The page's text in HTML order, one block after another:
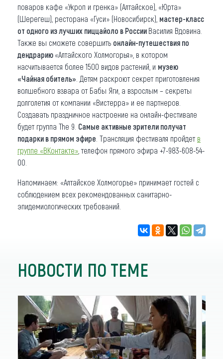
поваров кафе «Укроп и гренка» (Алтайское), «Юрта»
(Шерегеш), ресторана «Гуси» (Новосибирск), мастер-класс
от одного из лучших пиццайоло в России Василия Вдовина.
Также вы сможете совершить онлайн-путешествия по
дендрарию «Алтайского Холмогорья», в котором
насчитывается более 1500 видов растений, и музею
«Чайная обитель» . Детям раскроют секрет приготовления
волшебного взвара от Бабы Яги, а взрослым – секреты
долголетия от компании «Вистерра» и ее партнеров.
Создавать праздничное настроение на онлайн-фестивале
будет группа The 9. Самые активные зрители получат
подарки в прямом эфире . Трансляция фестиваля пройдет в
группе «ВКонтакте» , телефон прямого эфира +7-983-608-54-
00.
Напоминаем: «Алтайское Холмогорье» принимает гостей с
соблюдением всех рекомендованных санитарно-
эпидемиологических требований.
НОВОСТИ ПО ТЕМЕ